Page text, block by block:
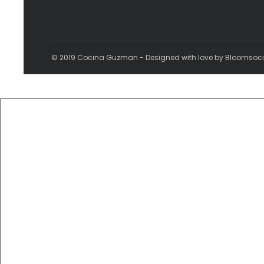
© 2019 Cocina Guzman - Designed with love by